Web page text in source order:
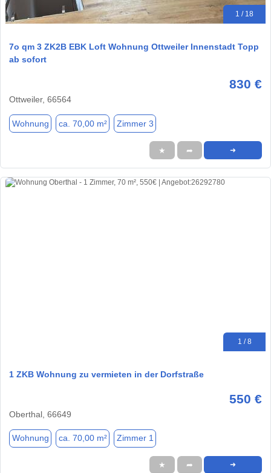
1 / 18
7o qm 3 ZK2B EBK Loft Wohnung Ottweiler Innenstadt Topp
ab sofort
830 €
Ottweiler, 66564
Wohnung ca. 70,00 m² Zimmer 3
★ ➦ ➜
1 / 8
1 ZKB Wohnung zu vermieten in der Dorfstraße
550 €
Oberthal, 66649
Wohnung ca. 70,00 m² Zimmer 1
★ ➦ ➜